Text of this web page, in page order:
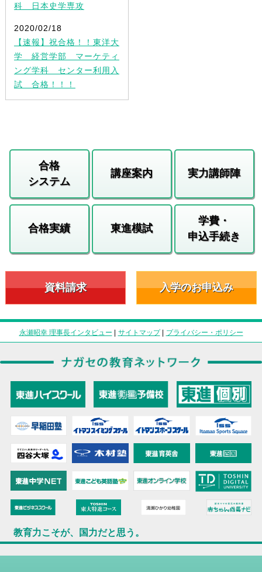
科 日本史学専攻
2020/02/18
【速報】祝合格！！東洋大
学 経営学部 マーケティ
ング学科 センター利用入
試 合格！！！
合格
システム
講座案内 実力講師陣
合格実績 東進模試
学費・
申込手続き
資料請求 入学のお申込み
永瀬昭幸 理事長インタビュー | サイトマップ| プライバシー・ポリシー
教育力こそが、国力だと思う。